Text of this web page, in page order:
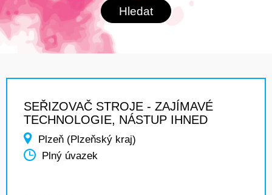
SEŘIZOVAČ STROJE - ZAJÍMAVÉ
TECHNOLOGIE, NÁSTUP IHNED
Plzeň (Plzeňský kraj)
Plný úvazek